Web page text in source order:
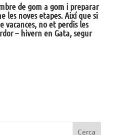
de gom a gom i preparar
les noves etapes. Així que si
vacances, no et perdis les
– hivern en Gata, segur